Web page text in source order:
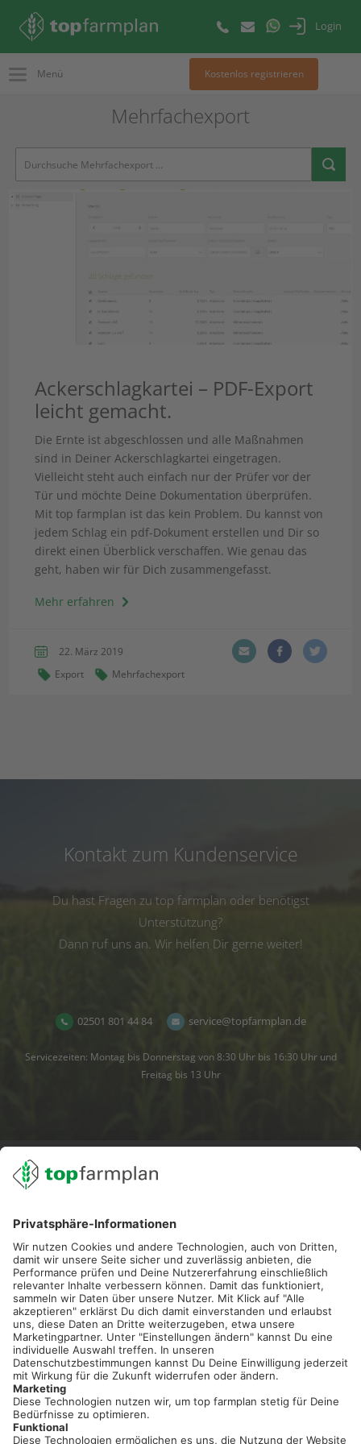
Login
Menü Kostenlos registrieren
Mehrfachexport
Ackerschlagkartei – PDF-Export
leicht gemacht.
Die Ernte ist abgeschlossen und alle Maßnahmen
sind in Deiner Ackerschlagkartei eingetragen.
Vielleicht steht auch einfach nur der Prüfer vor der
Tür und möchte Deine Dokumentation überprüfen.
Mit top farmplan ist das kein Problem. Du kannst von
jedem Schlag ein pdf-Dokument erstellen und Dir so
direkt einen Überblick verschaffen. Wie genau das
geht, haben wir für Dich zusammengefasst.
Mehr erfahren
22. März 2019
Export
Mehrfachexport
Kontakt zum Kundenservice
Du hast Fragen zu top farmplan oder benötigst
Unterstützung?
Dann ruf uns an. Wir helfen Dir gerne weiter!
02501 801 44 84 service@topfarmplan.de
Servicezeiten: Montag bis Donnerstag von 8:30 Uhr bis 16:30 Uhr und
Freitag bis 13 Uhr
02501 801 44 84
service@topfarmplan.de
Sei immer auf dem Laufenden!
Neue Features, spannende Tipps und hilfreiche Anleitungen!